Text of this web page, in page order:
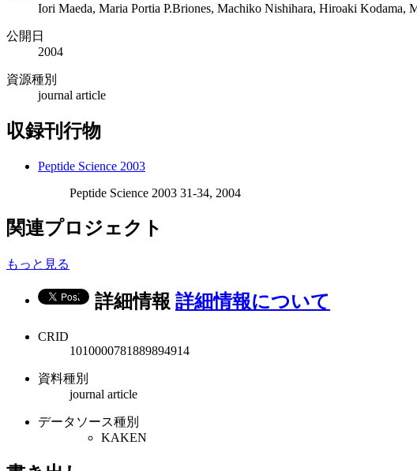
Iori Maeda, Maria Portia P.Briones, Machiko Nishihara, Hiroaki
公開日
2004
資源種別
journal article
収録刊行物
Peptide Science 2003
Peptide Science 2003 31-34, 2004
関連プロジェクト
もっと見る
詳細情報 詳細情報について
CRID
1010000781889894914
資料種別
journal article
データソース種別
KAKEN